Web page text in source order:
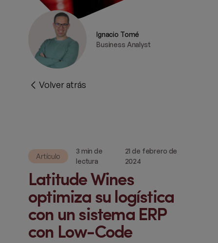
Ignacio Tomé
Business Analyst
Volver atrás
Artículo
3 min de
lectura
21 de febrero de
2024
Latitude Wines
optimiza su logística
con un sistema ERP
con Low-Code